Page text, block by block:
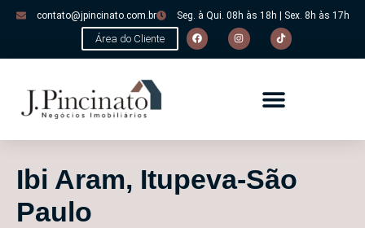
contato@jpincinato.com.br Seg. à Qui. 08h às 18h | Sex. 8h às 17h
Área do Cliente
Ibi Aram, Itupeva-São
Paulo